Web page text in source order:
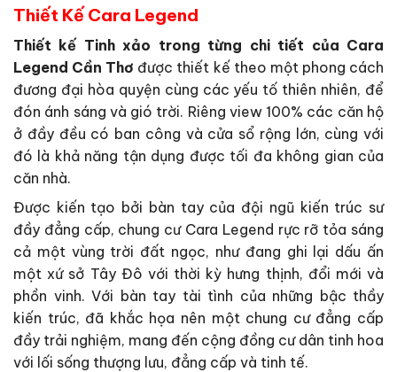
Thiết Kế Cara Legend
Thiết kế Tinh xảo trong từng chi tiết của Cara
Legend Cần Thơ được thiết kế theo một phong cách
đương đại hòa quyện cùng các yếu tố thiên nhiên, để
đón ánh sáng và gió trời. Riêng view 100% các căn hộ
ở đầy đều có ban công và cửa sổ rộng lớn, cùng với
đó là khả năng tận dụng được tối đa không gian của
căn nhà.
Được kiến tạo bởi bàn tay của đội ngũ kiến trúc sư
đầy đẳng cấp, chung cư Cara Legend rực rỡ tỏa sáng
cả một vùng trời đất ngọc, như đang ghi lại dấu ấn
một xứ sở Tây Đô với thời kỳ hưng thịnh, đổi mới và
phồn vinh. Với bàn tay tài tình của những bậc thầy
kiến trúc, đã khắc họa nên một chung cư đẳng cấp
đầy trải nghiệm, mang đến cộng đồng cư dân tinh hoa
với lối sống thượng lưu, đẳng cấp và tinh tế.